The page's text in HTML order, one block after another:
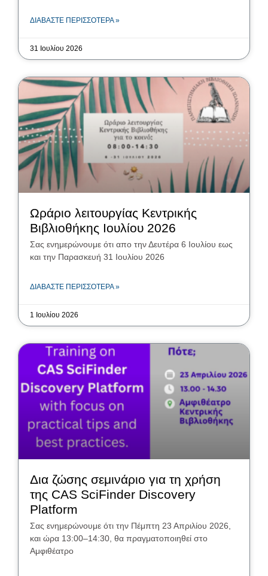
ΔΙΑΒΆΣΤΕ ΠΕΡΙΣΣΌΤΕΡΑ »
31 Ιουλίου 2026
Ωράριο λειτουργίας Κεντρικής
Βιβλιοθήκης Iουλίου 2026
Σας ενημερώνουμε ότι απο την Δευτέρα 6 Ιουλίου εως
και την Παρασκευή 31 Ιουλίου 2026
ΔΙΑΒΆΣΤΕ ΠΕΡΙΣΣΌΤΕΡΑ »
1 Ιουλίου 2026
Δια ζώσης σεμινάριο για τη χρήση
της CAS SciFinder Discovery
Platform
Σας ενημερώνουμε ότι την Πέμπτη 23 Απριλίου 2026,
και ώρα 13:00–14:30, θα πραγματοποιηθεί στο
Αμφιθέατρο